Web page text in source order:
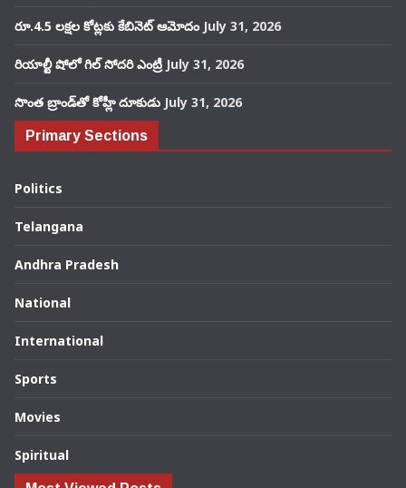
రూ.4.5 లక్షల కోట్లకు కేబినెట్ ఆమోదం July 31, 2026
రియాల్టీ షోలో గిల్ సోదరి ఎంట్రీ July 31, 2026
సొంత బ్రాండ్‌తో కోహ్లీ దూకుడు July 31, 2026
Primary Sections
Politics
Telangana
Andhra Pradesh
National
International
Sports
Movies
Spiritual